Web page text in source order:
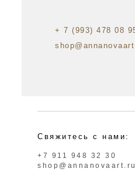
+ 7 (993) 478 08
Свяжитесь с нами:
+7 911 948 32 30
shop@annanovaart.ru